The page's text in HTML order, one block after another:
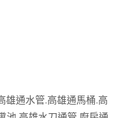
雄通水管.高雄通馬桶.高